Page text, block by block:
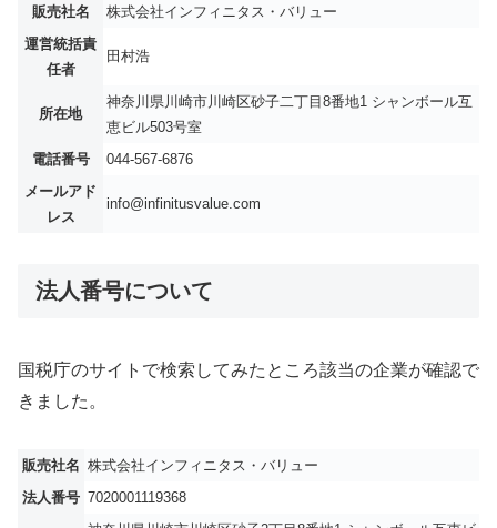
販売社名
株式会社インフィニタス・バリュー
運営統括責
任者
田村浩
所在地
神奈川県川崎市川崎区砂子二丁目8番地1 シャンボール互
恵ビル503号室
電話番号
044-567-6876
メールアド
レス
info@infinitusvalue.com
法人番号について
国税庁のサイトで検索してみたところ該当の企業が確認で
きました。
販売社名 株式会社インフィニタス・バリュー
法人番号 7020001119368